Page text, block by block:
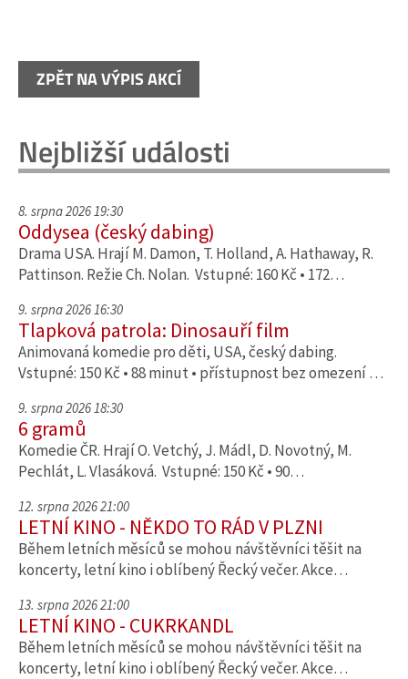
ZPĚT NA VÝPIS AKCÍ
Nejbližší události
8. srpna 2026 19:30
Oddysea (český dabing)
Drama USA. Hrají M. Damon, T. Holland, A. Hathaway, R.
Pattinson. Režie Ch. Nolan. Vstupné: 160 Kč • 172…
9. srpna 2026 16:30
Tlapková patrola: Dinosauří film
Animovaná komedie pro děti, USA, český dabing.
Vstupné: 150 Kč • 88 minut • přístupnost bez omezení …
9. srpna 2026 18:30
6 gramů
Komedie ČR. Hrají O. Vetchý, J. Mádl, D. Novotný, M.
Pechlát, L. Vlasáková. Vstupné: 150 Kč • 90…
12. srpna 2026 21:00
LETNÍ KINO - NĚKDO TO RÁD V PLZNI
Během letních měsíců se mohou návštěvníci těšit na
koncerty, letní kino i oblíbený Řecký večer. Akce…
13. srpna 2026 21:00
LETNÍ KINO - CUKRKANDL
Během letních měsíců se mohou návštěvníci těšit na
koncerty, letní kino i oblíbený Řecký večer. Akce…